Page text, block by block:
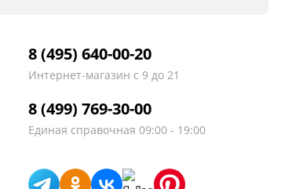
8 (495) 640-00-20
Интернет-магазин с 9 до 21
8 (499) 769-30-00
Единая справочная 09:00 - 19:00